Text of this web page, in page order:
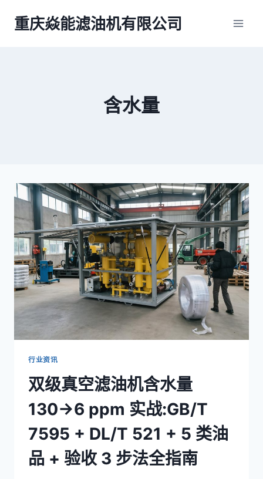
重庆焱能滤油机有限公司
含水量
行业资讯
双级真空滤油机含水量
130→6 ppm 实战:GB/T
7595 + DL/T 521 + 5 类油
品 + 验收 3 步法全指南